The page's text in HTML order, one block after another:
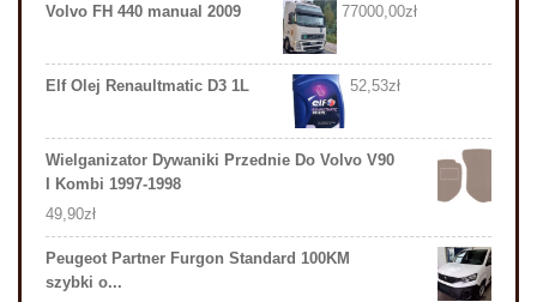
Volvo FH 440 manual 2009 77000,00zł
Elf Olej Renaultmatic D3 1L 52,53zł
Wielganizator Dywaniki Przednie Do Volvo V90
I Kombi 1997-1998
49,90zł
Peugeot Partner Furgon Standard 100KM
szybki o...